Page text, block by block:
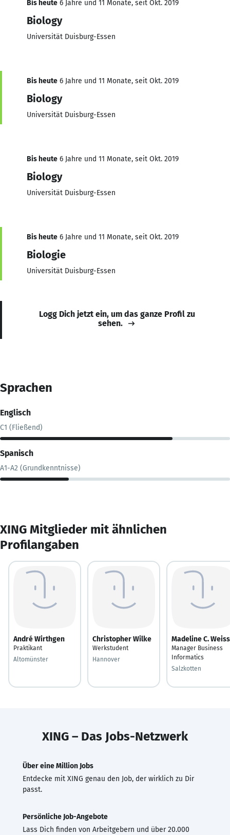
Bis heute 6 Jahre und 11 Monate, seit Okt. 2019
Biology
Universität Duisburg-Essen
Bis heute 6 Jahre und 11 Monate, seit Okt. 2019
Biology
Universität Duisburg-Essen
Bis heute 6 Jahre und 11 Monate, seit Okt. 2019
Biology
Universität Duisburg-Essen
Bis heute 6 Jahre und 11 Monate, seit Okt. 2019
Biologie
Universität Duisburg-Essen
Logg Dich jetzt ein, um das ganze Profil zu
sehen.
Sprachen
Englisch
C1 (Fließend)
Spanisch
A1-A2 (Grundkenntnisse)
XING Mitglieder mit ähnlichen
Profilangaben
André Wirthgen
Praktikant
Altomünster
Christopher Wilke
Werkstudent
Hannover
Madeline C. Weiss
Manager Business
Informatics
Salzkotten
XING – Das Jobs-Netzwerk
Über eine Million Jobs
Entdecke mit XING genau den Job, der wirklich zu Dir
passt.
Persönliche Job-Angebote
Lass Dich finden von Arbeitgebern und über 20.000